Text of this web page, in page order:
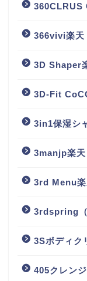
360CLRUS
366vivi楽天
3D Shaper
3D-Fit
3in1保湿シ
3manjp楽天
3rd Menu楽
3rdspring（
3Sボディク
405クレン